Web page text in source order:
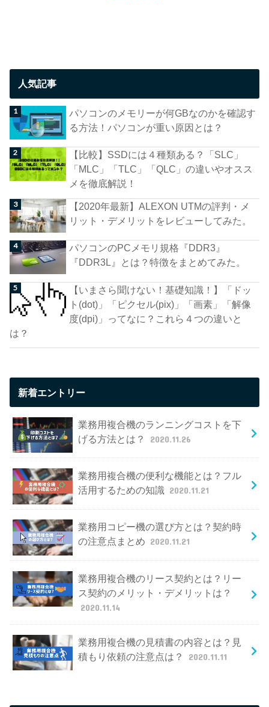
人気記事
パソコンのメモリーが何GBなのかを確認す
る方法！パソコンが重い原因とは？
【比較】SSDには４種類ある？「SLC」
「MLC」「TLC」「QLC」の違いやオスス
メを徹底解説！
【2020年最新】ALEXON UTMの評判・メ
リット・デメリットをレビューしてみた。
パソコンのPCメモリ規格『DDR3』
『DDR3L』とは？特徴をまとめてみた。
【いまさら聞けない！基礎知識！】「ドッ
ト(dot)」「ピクセル(pix)」「画素」「解像
度(dpi)」ってなに？これら４つの違いと
は？
新着エントリー
業務用複合機のランニングコストを下
げる方法とは？
2020.11.26
業務用複合機の便利な機能とは？フル
活用するための知識 2020.11.21
業務用コピー機の選び方とは？契約時
の注意点まとめ 2020.11.21
業務用複合機のリース契約とは？リー
ス契約のメリット・デメリットは？
2020.11.14
業務用複合機の見積書の内容とは？見
積もり依頼の注意点は？
2020.11.11